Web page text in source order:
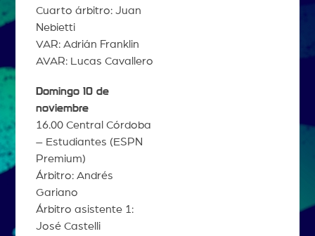
Cuarto árbitro: Juan
Nebietti
VAR: Adrián Franklin
AVAR: Lucas Cavallero
Domingo 10 de
noviembre
16.00 Central Córdoba
– Estudiantes (ESPN
Premium)
Árbitro: Andrés
Gariano
Árbitro asistente 1:
José Castelli